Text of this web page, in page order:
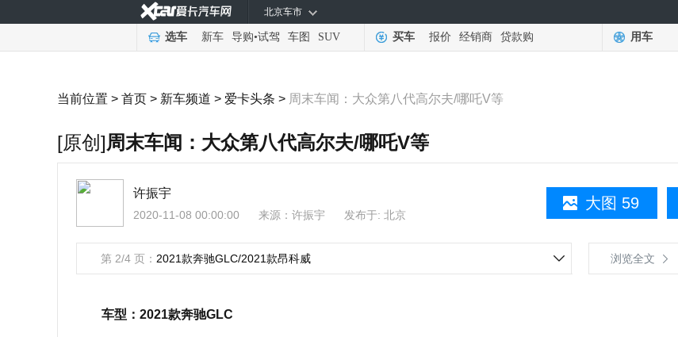
北京车市
选车 新车 导购•试驾 车图 SUV 买车 报价 经销商 贷款购 用车
当前位置 > 首页 > 新车频道 > 爱卡头条 > 周末车闻：大众第八代高尔夫/哪吒V等
[原创]周末车闻：大众第八代高尔夫/哪吒V等
大图 59
许振宇
2020-11-08 00:00:00 来源： 许振宇 发布于: 北京
第 2/4 页： 2021款奔驰GLC/2021款昂科威 浏览全文
车型：2021款奔驰GLC